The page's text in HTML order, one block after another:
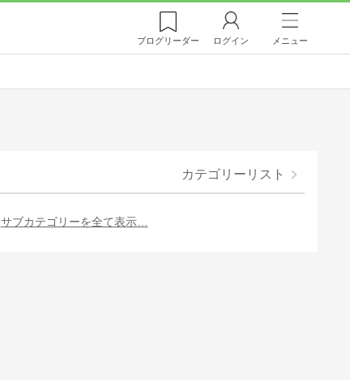
ブログリーダー ログイン メニュー
カテゴリーリスト
サブカテゴリーを全て表示…